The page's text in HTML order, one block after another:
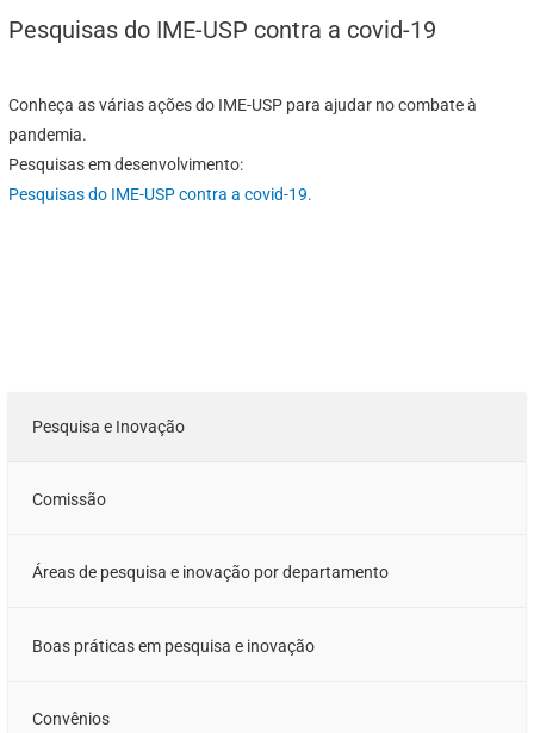
Pesquisa e Inovação
Comissão
Áreas de pesquisa e inovação por departamento
Boas práticas em pesquisa e inovação
Convênios
Pesquisas do IME-USP contra a covid-19
Conheça as várias ações do IME-USP para ajudar no combate à
pandemia.
Pesquisas em desenvolvimento:
Pesquisas do IME-USP contra a covid-19.